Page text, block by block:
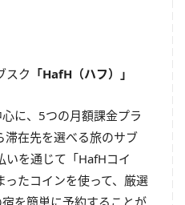
スク 「HafH（ハフ）」
に、5つの月額課金プラ
滞在先を選べる旅のサブ
いを通じて「HafHコイ
ったコインを使って、厳選